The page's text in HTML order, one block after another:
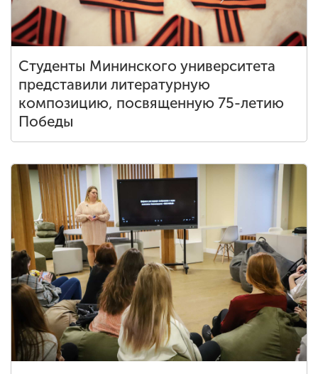
Студенты Мининского университета
представили литературную
композицию, посвященную 75-летию
Победы